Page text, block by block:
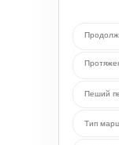
Пеший
Тип